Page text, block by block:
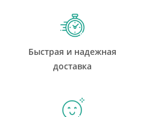
Быстрая и надежная
доставка